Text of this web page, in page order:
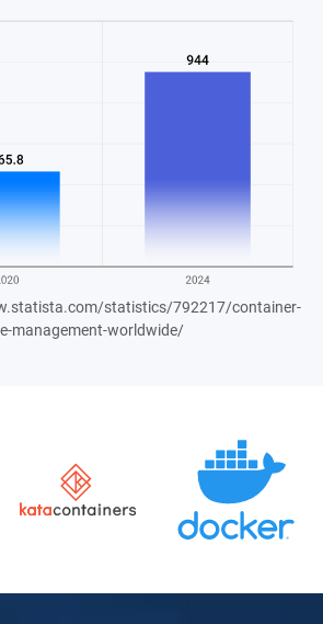
statistics/792217/container-
management-worldwide/